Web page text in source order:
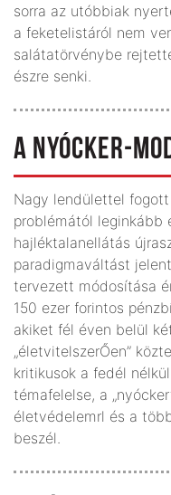
sorra az utóbbiak
a feketelistáról nem
salátatörvénybe
észre senki.
A NYÓCKER-
Nagy lendülettel
problémától leginkább
hajléktalanellátás
paradigmaváltást
tervezett módosítása
150 ezer forintos
akiket fél éven belül
„életvitelszerŐen”
kritikusok a fedél
témafelelse, a
életvédelemrl és a
beszél.